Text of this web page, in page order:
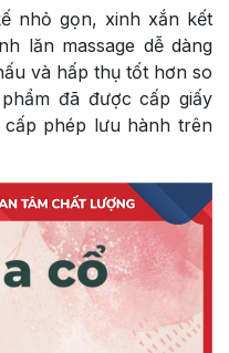
nhỏ gọn, xinh xắn kết
lăn massage dễ dàng
và hấp thụ tốt hơn so
đã được cấp giấy
phép lưu hành trên